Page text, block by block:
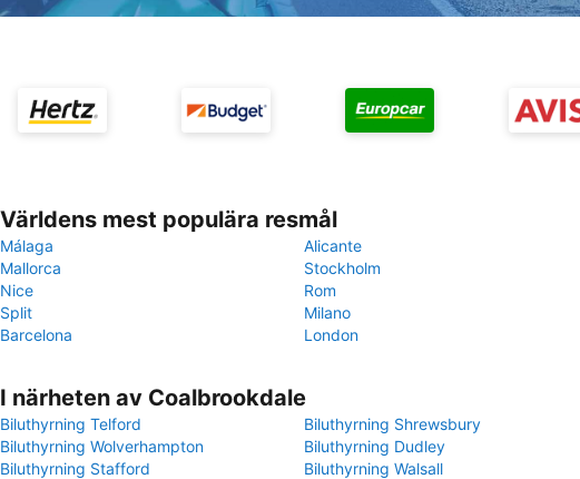
Världens mest populära resmål
Málaga
Alicante
Mallorca
Stockholm
Nice
Rom
Split
Milano
Barcelona
London
I närheten av Coalbrookdale
Biluthyrning Telford
Biluthyrning Shrewsbury
Biluthyrning Wolverhampton
Biluthyrning Dudley
Biluthyrning Stafford
Biluthyrning Walsall